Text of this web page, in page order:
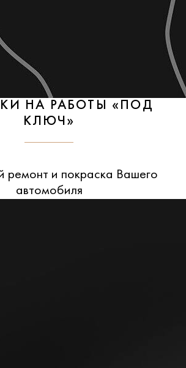
НА РАБОТЫ «ПОД
КЛЮЧ»
ремонт и покраска Вашего
автомобиля